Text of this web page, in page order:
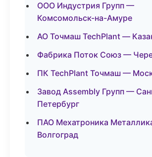
ООО Индустрия Групп —
Комсомольск-на-Амуре
АО Точмаш TechPlant —
Фабрика Поток Союз —
ПК TechPlant Точмаш —
Завод Assembly Групп —
Петербург
ПАО Мехатроника
Волгоград